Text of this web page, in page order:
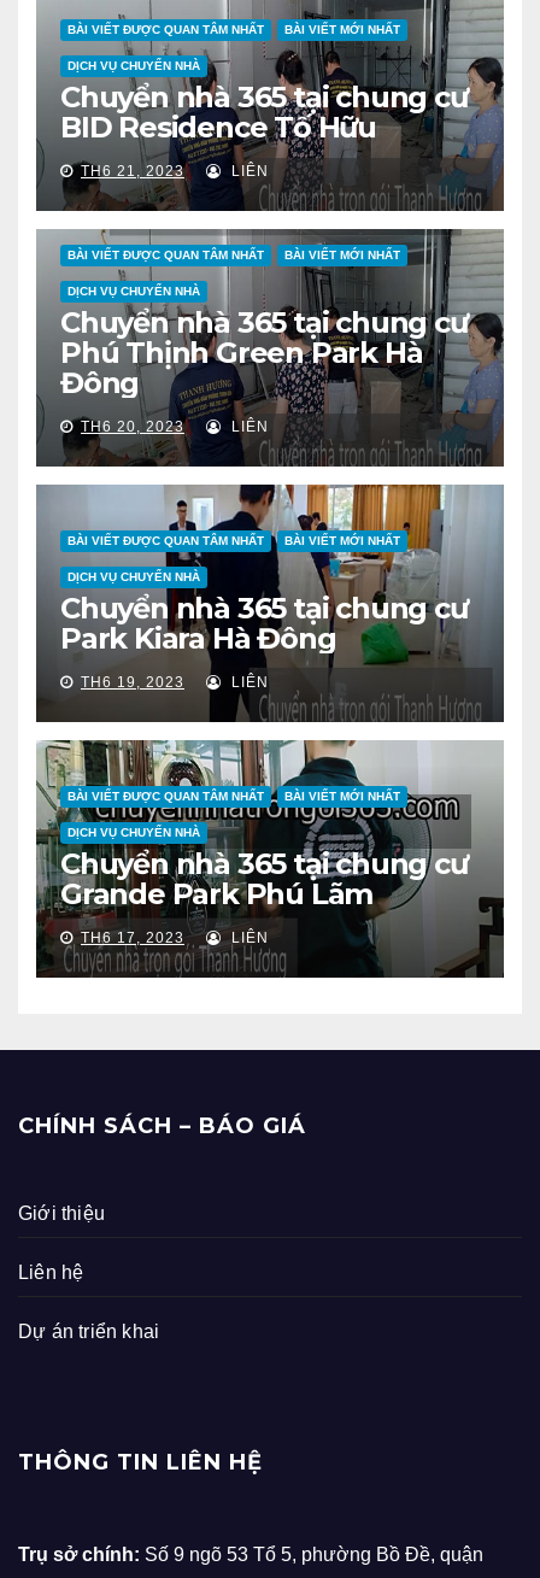
BÀI VIẾT ĐƯỢC QUAN TÂM NHẤT BÀI VIẾT MỚI NHẤT
DỊCH VỤ CHUYỂN NHÀ
Chuyển nhà 365 tại chung cư
BID Residence Tố Hữu
TH6 21, 2023 LIÊN
BÀI VIẾT ĐƯỢC QUAN TÂM NHẤT BÀI VIẾT MỚI NHẤT
DỊCH VỤ CHUYỂN NHÀ
Chuyển nhà 365 tại chung cư
Phú Thịnh Green Park Hà
Đông
TH6 20, 2023 LIÊN
BÀI VIẾT ĐƯỢC QUAN TÂM NHẤT BÀI VIẾT MỚI NHẤT
DỊCH VỤ CHUYỂN NHÀ
Chuyển nhà 365 tại chung cư
Park Kiara Hà Đông
TH6 19, 2023 LIÊN
BÀI VIẾT ĐƯỢC QUAN TÂM NHẤT BÀI VIẾT MỚI NHẤT
DỊCH VỤ CHUYỂN NHÀ
Chuyển nhà 365 tại chung cư
Grande Park Phú Lãm
TH6 17, 2023 LIÊN
CHÍNH SÁCH – BÁO GIÁ
Giới thiệu
Liên hệ
Dự án triển khai
THÔNG TIN LIÊN HỆ
Trụ sở chính: Số 9 ngõ 53 Tổ 5, phường Bồ Đề, quận